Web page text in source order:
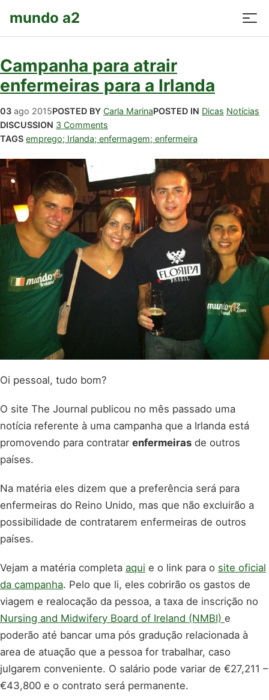
mundo a2
Campanha para atrair
enfermeiras para a Irlanda
03 ago 2015POSTED BY Carla MarinaPOSTED IN Dicas Notícias
DISCUSSION 3 Comments
TAGS emprego; Irlanda; enfermagem; enfermeira
Oi pessoal, tudo bom?
O site The Journal publicou no mês passado uma
notícia referente à uma campanha que a Irlanda está
promovendo para contratar enfermeiras de outros
países.
Na matéria eles dizem que a preferência será para
enfermeiras do Reino Unido, mas que não excluirão a
possibilidade de contratarem enfermeiras de outros
países.
Vejam a matéria completa aqui e o link para o site oficial
da campanha. Pelo que li, eles cobrirão os gastos de
viagem e realocação da pessoa, a taxa de inscrição no
Nursing and Midwifery Board of Ireland (NMBI) e
poderão até bancar uma pós gradução relacionada à
area de atuação que a pessoa for trabalhar, caso
julgarem conveniente. O salário pode variar de €27,211 –
€43,800 e o contrato será permanente.